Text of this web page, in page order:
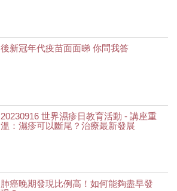
後新冠年代疫苗面面睇 你問我答
20230916 世界濕疹日教育活動 - 講座重
溫：濕疹可以斷尾？治療最新發展
肺癌晚期發現比例高！如何能夠盡早發